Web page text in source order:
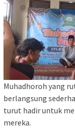
Muhadhoroh yang
berlangsung
turut hadir untuk
mereka.